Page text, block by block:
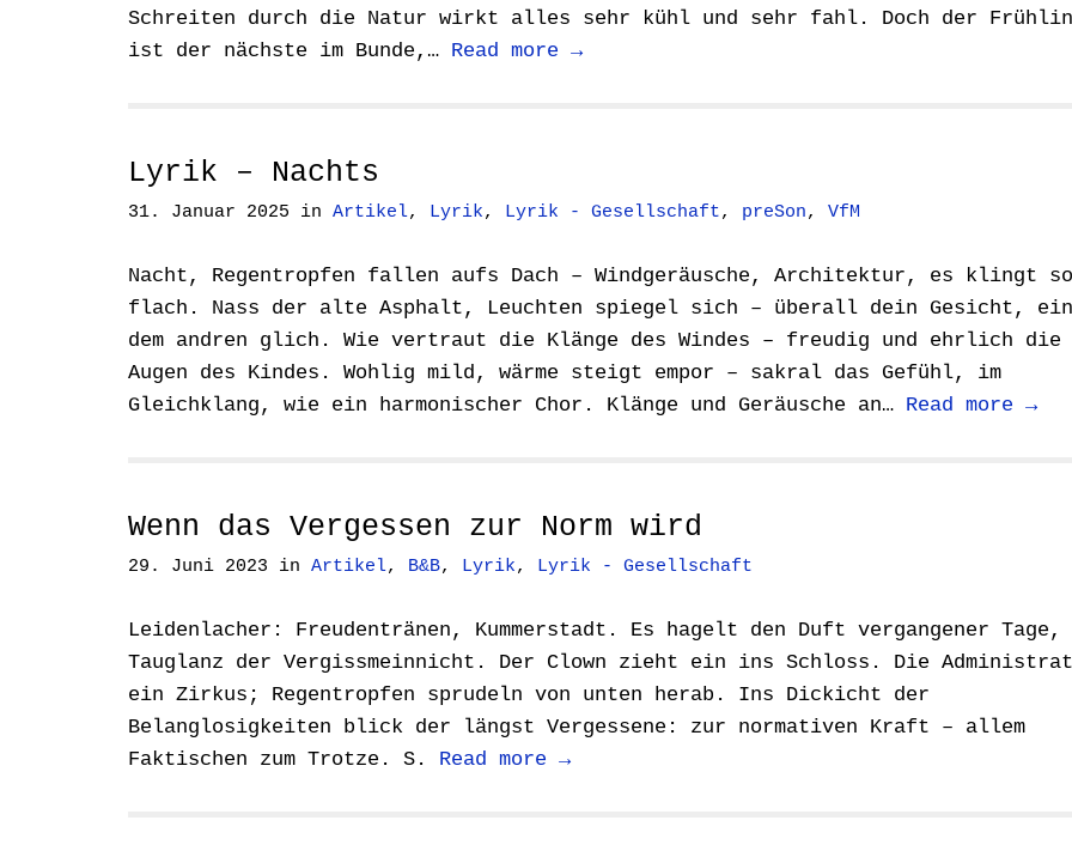
Schreiten durch die Natur wirkt alles sehr kühl und sehr fahl. Doch der
ist der nächste im Bunde,… Read more →
Lyrik – Nachts
31. Januar 2025 in Artikel, Lyrik, Lyrik - Gesellschaft, preSon, VfM
Nacht, Regentropfen fallen aufs Dach – Windgeräusche, Architektur, es klingt so
flach. Nass der alte Asphalt, Leuchten spiegel sich – überall dein Gesicht,
dem andren glich. Wie vertraut die Klänge des Windes – freudig und ehrlich die
Augen des Kindes. Wohlig mild, wärme steigt empor – sakral das Gefühl, im
Gleichklang, wie ein harmonischer Chor. Klänge und Geräusche an… Read more →
Wenn das Vergessen zur Norm wird
29. Juni 2023 in Artikel, B&B, Lyrik, Lyrik - Gesellschaft
Leidenlacher: Freudentränen, Kummerstadt. Es hagelt den Duft vergangener Tage,
Tauglanz der Vergissmeinnicht. Der Clown zieht ein ins Schloss. Die
ein Zirkus; Regentropfen sprudeln von unten herab. Ins Dickicht der
Belanglosigkeiten blick der längst Vergessene: zur normativen Kraft – allem
Faktischen zum Trotze. S. Read more →